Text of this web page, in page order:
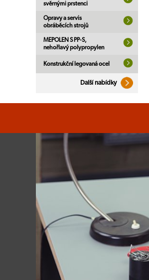
svěrnými prstenci
Opravy a servis
obráběcích strojů
MEPOLEN S PP-S,
nehořlavý polypropylen
Konstrukční legovaná ocel
Další nabídky